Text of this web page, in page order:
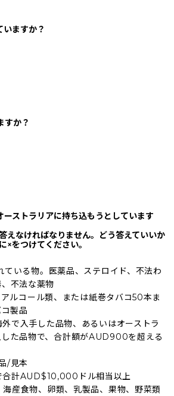
いますか？
すか？
ーストラリアに持ち込もうとしています
えなければなりません。どう答えていいか
×をつけてください。
いる物。医薬品、ステロイド、不法わ
不法な薬物
ルコール類、または紙巻タバコ50本ま
製品
で入手した品物、あるいはオーストラ
した品物で、合計額がAUD900を超える
/見本
合計AUD$10,000ドル相当以上
産食物、卵類、乳製品、果物、野菜類